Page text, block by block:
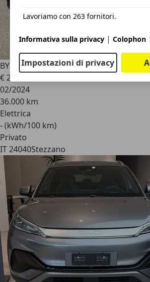
BYD Atto 3Atto 3 60,48 kWh Comfort
€ 28.000
02/2024
36.000 km
Elettrica
- (kWh/100 km)
Privato
IT 24040Stezzano
Lavoriamo con 263 fornitori.
Informativa sulla privacy | Colophon |
Impostazioni di privacy